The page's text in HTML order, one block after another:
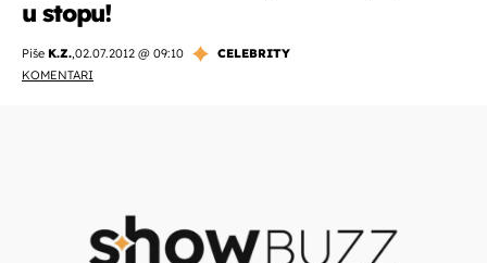
u stopu!
Piše K.Z.,02.07.2012 @ 09:10
CELEBRITY
KOMENTARI